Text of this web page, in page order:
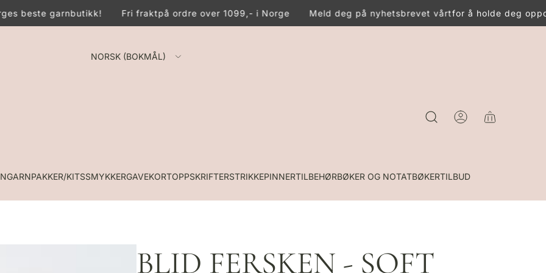
beste garnbutikk! Fri fraktpå ordre over 1099,- i Norge Meld deg på nyhetsbrevet vårtfor å holde deg
NORSK (BOKMÅL)
GARNPAKKER/KITSSMYKKERGAVEKORTOPPSKRIFTERSTRIKKEPINNERTILBEHØRBØKER OG NOTATBØKERTILBUD
BLID FERSKEN - SOFT